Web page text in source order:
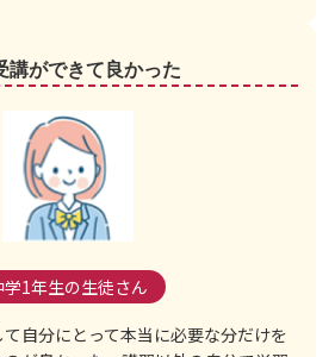
講ができて良かった
学1年生の生徒さん
自分にとって本当に必要な分だけを